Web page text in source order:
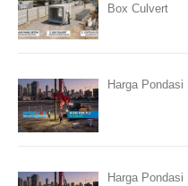
Box Culvert
Harga
Harga